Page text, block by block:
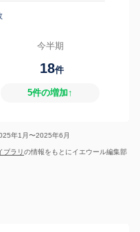
今半期
18件
5件の増加↑
年1月〜2025年6月
ブラリの情報をもとにイエウール編集部